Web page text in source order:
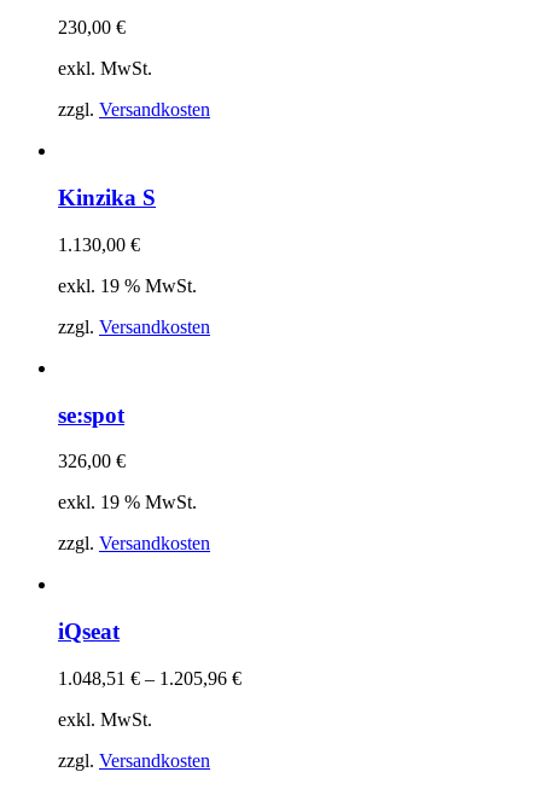
230,00 €
exkl. MwSt.
zzgl. Versandkosten
Kinzika S
1.130,00 €
exkl. 19 % MwSt.
zzgl. Versandkosten
se:spot
326,00 €
exkl. 19 % MwSt.
zzgl. Versandkosten
iQseat
1.048,51 € – 1.205,96 €
exkl. MwSt.
zzgl. Versandkosten